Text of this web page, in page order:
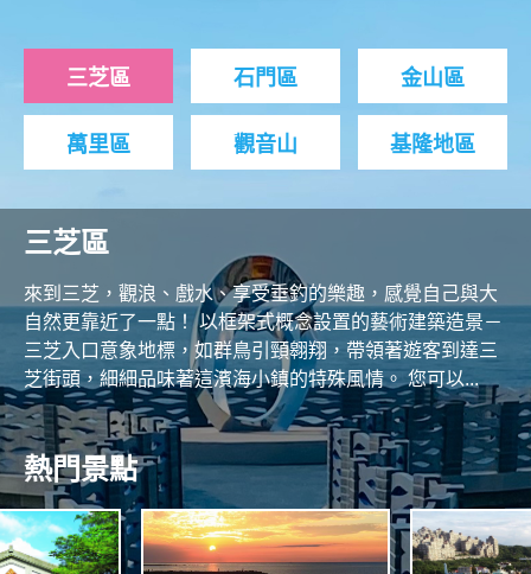
三芝區 石門區 金山區
萬里區 觀音山 基隆地區
三芝區
來到三芝，觀浪、戲水、享受垂釣的樂趣，感覺自己與大
自然更靠近了一點！ 以框架式概念設置的藝術建築造景－
三芝入口意象地標，如群鳥引頸翱翔，帶領著遊客到達三
芝街頭，細細品味著這濱海小鎮的特殊風情。 您可以...
熱門景點